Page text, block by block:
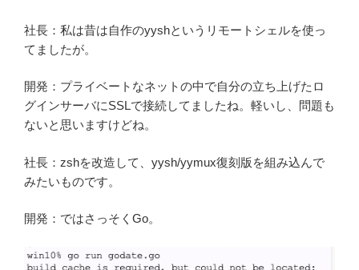
社長：私は昔は自作のyyshというリモートシェルを使っ
てましたが。
開発：プライベートなネットの中で自分の立ち上げたロ
グインサーバにSSLで接続してましたね。軽いし、問題も
ないと思いますけどね。
社長：zshを改造して、yysh/yymux復刻版を組み込んで
みたいものです。
開発：ではさっそくGo。